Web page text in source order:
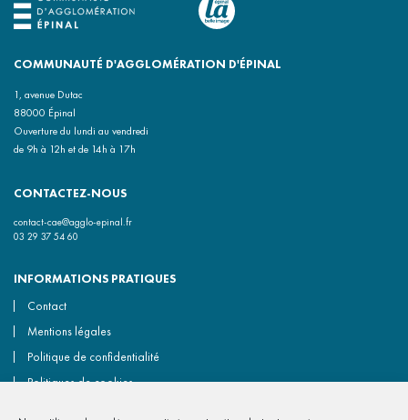
COMMUNAUTÉ D'AGGLOMÉRATION D'ÉPINAL
1, avenue Dutac
88000 Épinal
Ouverture du lundi au vendredi
de 9h à 12h et de 14h à 17h
CONTACTEZ-NOUS
contact-cae@agglo-epinal.fr
03 29 37 54 60
INFORMATIONS PRATIQUES
Contact
Mentions légales
Politique de confidentialité
Politiques de cookies